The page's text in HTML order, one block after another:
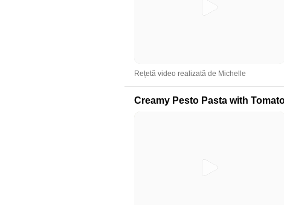
Rețetă video realizată de Michelle
Creamy Pesto Pasta with